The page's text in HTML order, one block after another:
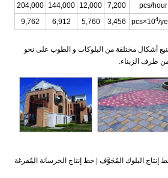
pcs/hour
7,200
12,000
144,000
204,000
pcs×104/
3,456
5,760
6,912
9,762
أشكال مختلفة من البلوكات و الطوب على نحو
طرف الزبناء.
إنتاج البلوك المُجَوَّف | خط إنتاج الخرسانة المُفرغة